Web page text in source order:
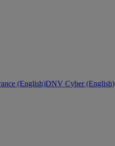
(English)DNV Cyber (English)